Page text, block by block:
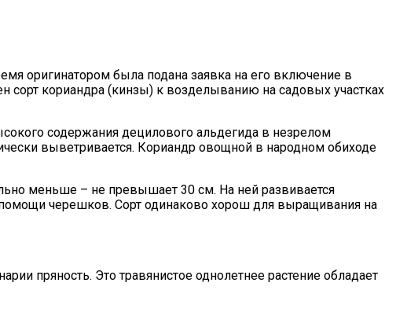
оригинатором была подана заявка на его включение в
сорт кориандра (кинзы) к возделыванию на садовых участках
содержания децилового альдегида в незрелом
выветривается. Кориандр овощной в народном обиходе
меньше – не превышает 30 см. На ней развивается
черешков. Сорт одинаково хорош для выращивания на
пряность. Это травянистое однолетнее растение обладает